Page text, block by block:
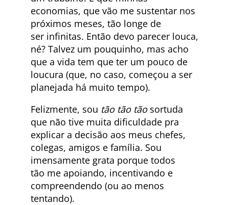
economias, que vão me sustentar nos
próximos meses, tão longe de
ser infinitas. Então devo parecer louca,
né? Talvez um pouquinho, mas acho
que a vida tem que ter um pouco de
loucura (que, no caso, começou a ser
planejada há muito tempo).
Felizmente, sou tão tão tãosortuda
que não tive muita dificuldade pra
explicar a decisão aos meus chefes,
colegas, amigos e família. Sou
imensamente grata porque todos
tão me apoiando, incentivando e
compreendendo (ou ao menos
tentando).